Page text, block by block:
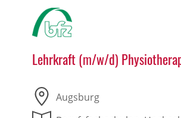
Lehrkraft (m/w/d)
Augsburg